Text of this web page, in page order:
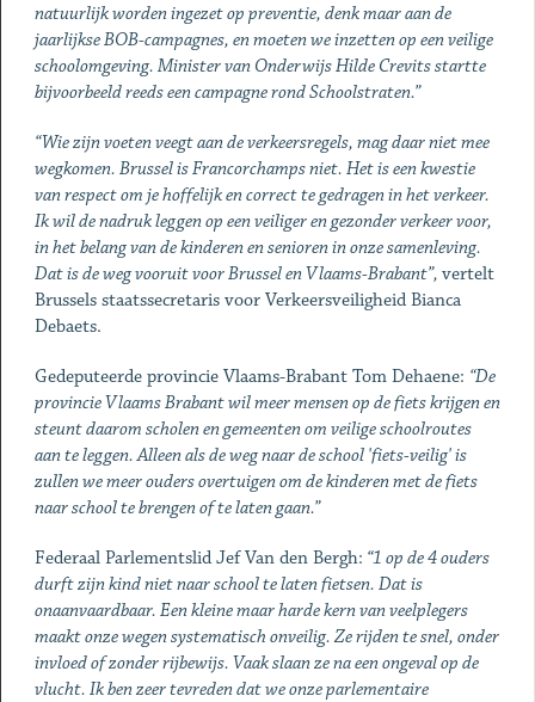
natuurlijk worden ingezet op preventie, denk maar aan de
jaarlijkse BOB-campagnes, en moeten we inzetten op een veilige
schoolomgeving. Minister van Onderwijs Hilde Crevits startte
bijvoorbeeld reeds een campagne rond Schoolstraten.”
“Wie zijn voeten veegt aan de verkeersregels, mag daar niet mee
wegkomen. Brussel is Francorchamps niet. Het is een kwestie
van respect om je hoffelijk en correct te gedragen in het verkeer.
Ik wil de nadruk leggen op een veiliger en gezonder verkeer voor,
in het belang van de kinderen en senioren in onze samenleving.
Dat is de weg vooruit voor Brussel en Vlaams-Brabant”, vertelt
Brussels staatssecretaris voor Verkeersveiligheid Bianca
Debaets.
Gedeputeerde provincie Vlaams-Brabant Tom Dehaene: “De
provincie Vlaams Brabant wil meer mensen op de fiets krijgen en
steunt daarom scholen en gemeenten om veilige schoolroutes
aan te leggen. Alleen als de weg naar de school 'fiets-veilig' is
zullen we meer ouders overtuigen om de kinderen met de fiets
naar school te brengen of te laten gaan.”
Federaal Parlementslid Jef Van den Bergh: “1 op de 4 ouders
durft zijn kind niet naar school te laten fietsen. Dat is
onaanvaardbaar. Een kleine maar harde kern van veelplegers
maakt onze wegen systematisch onveilig. Ze rijden te snel, onder
invloed of zonder rijbewijs. Vaak slaan ze na een ongeval op de
vlucht. Ik ben zeer tevreden dat we onze parlementaire